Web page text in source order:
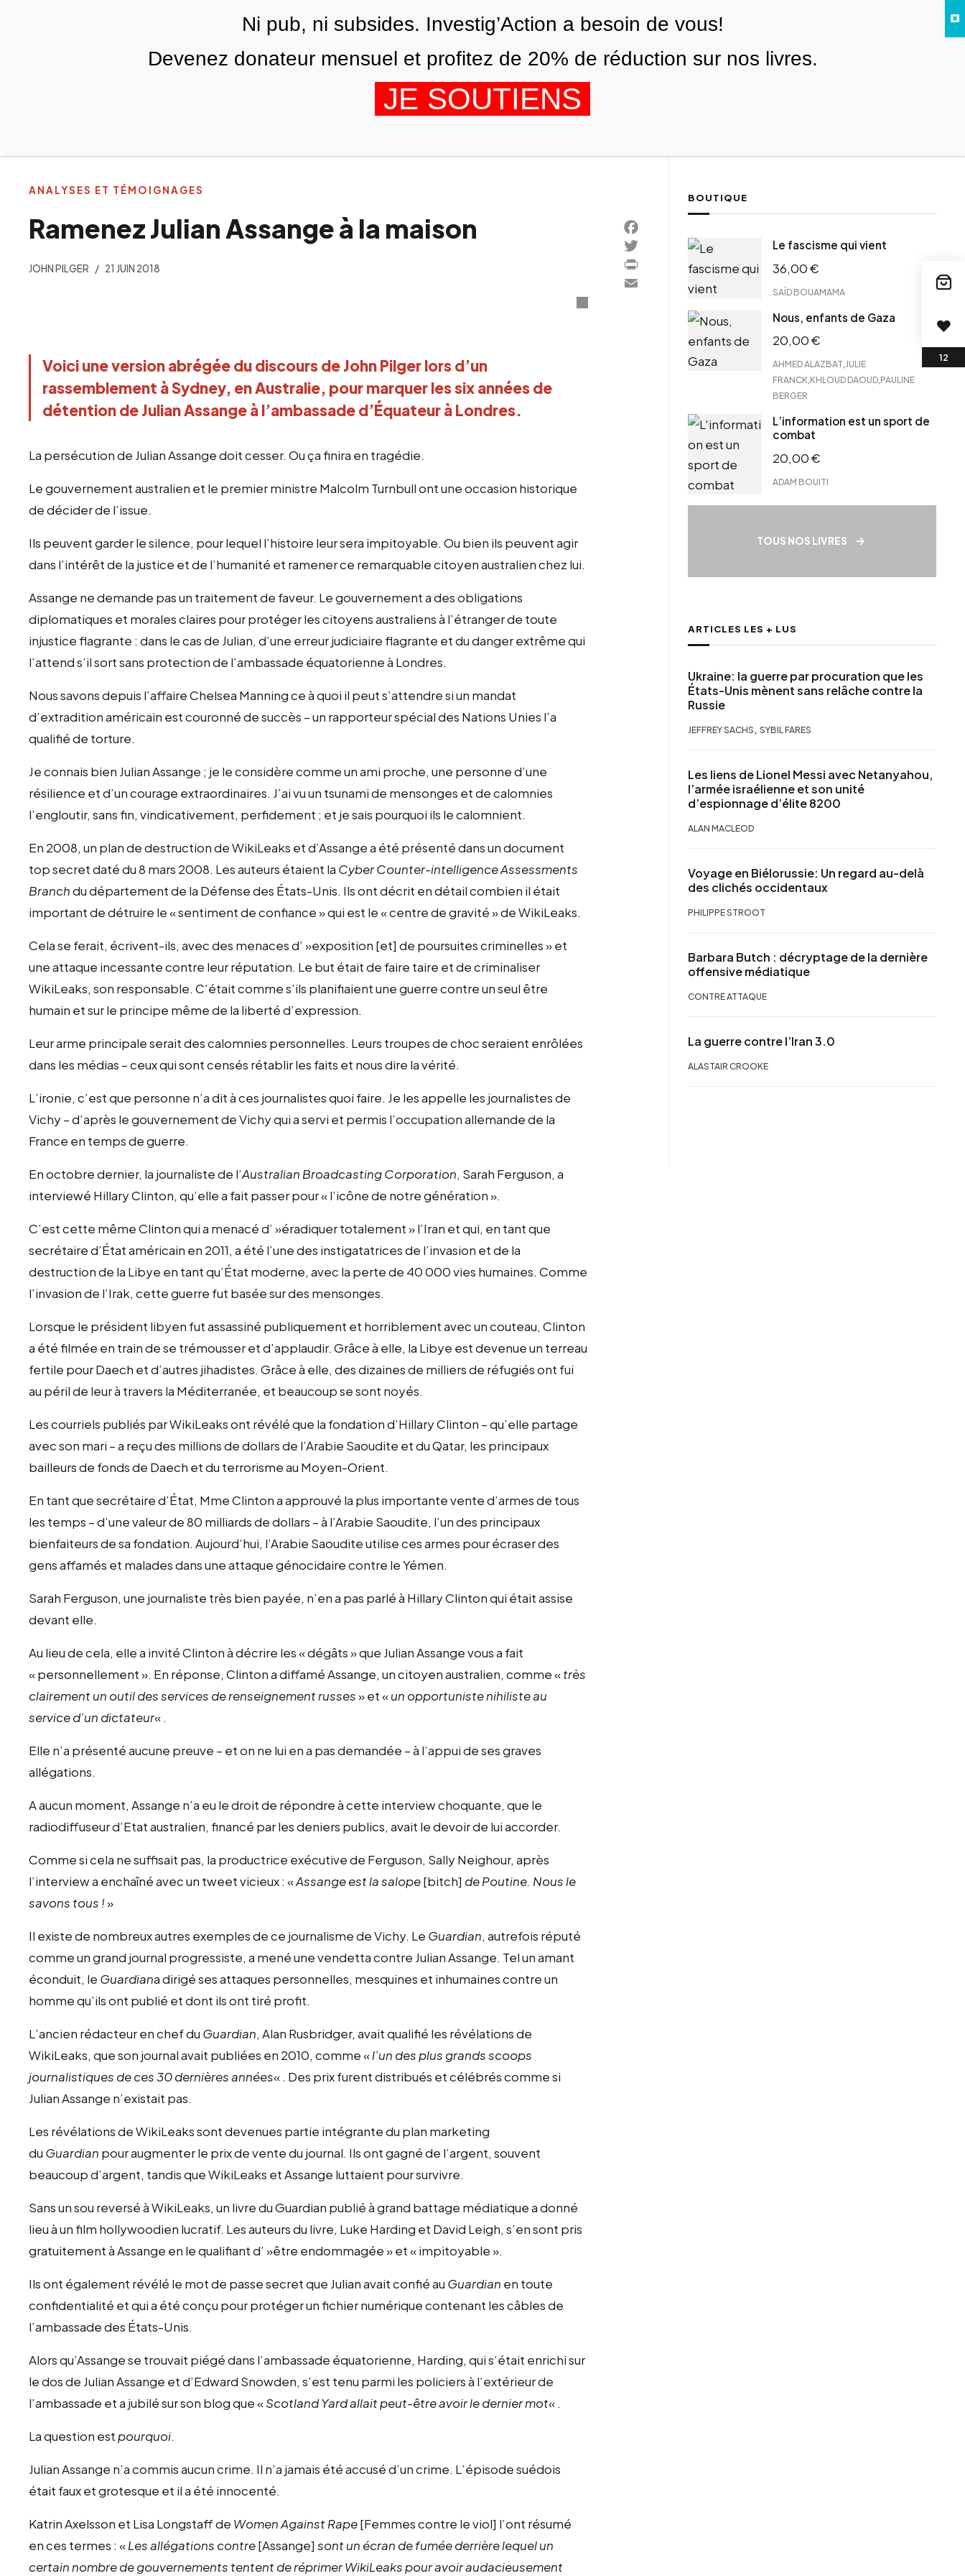
NOUS AGENDA
Ramenez Julian Assange à la maison
JOHN PILGER 21 JUIN 2018
Voici une version abrégée du discours de John Pilger lors d’un
rassemblement à Sydney, en Australie, pour marquer les six années de
détention de Julian Assange à l’ambassade d’Équateur à Londres.
La persécution de Julian Assange doit cesser. Ou ça finira en tragédie.
Le gouvernement australien et le premier ministre Malcolm Turnbull ont une occasion historique
de décider de l’issue.
Ils peuvent garder le silence, pour lequel l’histoire leur sera impitoyable. Ou bien ils peuvent agir
dans l’intérêt de la justice et de l’humanité et ramener ce remarquable citoyen australien chez lui.
Assange ne demande pas un traitement de faveur. Le gouvernement a des obligations
diplomatiques et morales claires pour protéger les citoyens australiens à l’étranger de toute
injustice flagrante : dans le cas de Julian, d’une erreur judiciaire flagrante et du danger extrême qui
l’attend s’il sort sans protection de l’ambassade équatorienne à Londres.
Nous savons depuis l’affaire Chelsea Manning ce à quoi il peut s’attendre si un mandat
d’extradition américain est couronné de succès – un rapporteur spécial des Nations Unies l’a
qualifié de torture.
Je connais bien Julian Assange ; je le considère comme un ami proche, une personne d’une
résilience et d’un courage extraordinaires. J’ai vu un tsunami de mensonges et de calomnies
l’engloutir, sans fin, vindicativement, perfidement ; et je sais pourquoi ils le calomnient.
En 2008, un plan de destruction de WikiLeaks et d’Assange a été présenté dans un document
top secret daté du 8 mars 2008. Les auteurs étaient la Cyber Counter-intelligence Assessments
Branchdu département de la Défense des États-Unis. Ils ont décrit en détail combien il était
important de détruire le « sentiment de confiance » qui est le « centre de gravité » de WikiLeaks.
Cela se ferait, écrivent-ils, avec des menaces d’ »exposition [et] de poursuites criminelles » et
une attaque incessante contre leur réputation. Le but était de faire taire et de criminaliser
WikiLeaks, son responsable. C’était comme s’ils planifiaient une guerre contre un seul être
humain et sur le principe même de la liberté d’expression.
Leur arme principale serait des calomnies personnelles. Leurs troupes de choc seraient enrôlées
dans les médias – ceux qui sont censés rétablir les faits et nous dire la vérité.
L’ironie, c’est que personne n’a dit à ces journalistes quoi faire. Je les appelle les journalistes de
Vichy – d’après le gouvernement de Vichy qui a servi et permis l’occupation allemande de la
France en temps de guerre.
En octobre dernier, la journaliste de l’Australian Broadcasting Corporation, Sarah Ferguson, a
interviewé Hillary Clinton, qu’elle a fait passer pour « l’icône de notre génération ».
C’est cette même Clinton qui a menacé d’ »éradiquer totalement » l’Iran et qui, en tant que
secrétaire d’État américain en 2011, a été l’une des instigatatrices de l’invasion et de la
destruction de la Libye en tant qu’État moderne, avec la perte de 40 000 vies humaines. Comme
l’invasion de l’Irak, cette guerre fut basée sur des mensonges.
Lorsque le président libyen fut assassiné publiquement et horriblement avec un couteau, Clinton
a été filmée en train de se trémousser et d’applaudir. Grâce à elle, la Libye est devenue un terreau
fertile pour Daech et d’autres jihadistes. Grâce à elle, des dizaines de milliers de réfugiés ont fui
au péril de leur à travers la Méditerranée, et beaucoup se sont noyés.
Les courriels publiés par WikiLeaks ont révélé que la fondation d’Hillary Clinton – qu’elle partage
avec son mari – a reçu des millions de dollars de l’Arabie Saoudite et du Qatar, les principaux
bailleurs de fonds de Daech et du terrorisme au Moyen-Orient.
En tant que secrétaire d’État, Mme Clinton a approuvé la plus importante vente d’armes de tous
les temps – d’une valeur de 80 milliards de dollars – à l’Arabie Saoudite, l’un des principaux
bienfaiteurs de sa fondation. Aujourd’hui, l’Arabie Saoudite utilise ces armes pour écraser des
gens affamés et malades dans une attaque génocidaire contre le Yémen.
Sarah Ferguson, une journaliste très bien payée, n’en a pas parlé à Hillary Clinton qui était assise
devant elle.
Au lieu de cela, elle a invité Clinton à décrire les « dégâts » que Julian Assange vous a fait
« personnellement ». En réponse, Clinton a diffamé Assange, un citoyen australien, comme «très
clairement un outil des services de renseignement russes» et «un opportuniste nihiliste au
service d’un dictateur« .
Elle n’a présenté aucune preuve – et on ne lui en a pas demandée – à l’appui de ses graves
allégations.
A aucun moment, Assange n’a eu le droit de répondre à cette interview choquante, que le
radiodiffuseur d’Etat australien, financé par les deniers publics, avait le devoir de lui accorder.
Comme si cela ne suffisait pas, la productrice exécutive de Ferguson, Sally Neighour, après
l’interview a enchaîné avec un tweet vicieux : «Assange est la salope[bitch] de Poutine. Nous le
savons tous !»
Il existe de nombreux autres exemples de ce journalisme de Vichy. Le Guardian, autrefois réputé
comme un grand journal progressiste, a mené une vendetta contre Julian Assange. Tel un amant
éconduit, le Guardiana dirigé ses attaques personnelles, mesquines et inhumaines contre un
homme qu’ils ont publié et dont ils ont tiré profit.
L’ancien rédacteur en chef du Guardian, Alan Rusbridger, avait qualifié les révélations de
WikiLeaks, que son journal avait publiées en 2010, comme «l’un des plus grands scoops
journalistiques de ces 30 dernières années« . Des prix furent distribués et célébrés comme si
Julian Assange n’existait pas.
Les révélations de WikiLeaks sont devenues partie intégrante du plan marketing
du Guardian pour augmenter le prix de vente du journal. Ils ont gagné de l’argent, souvent
beaucoup d’argent, tandis que WikiLeaks et Assange luttaient pour survivre.
Sans un sou reversé à WikiLeaks, un livre du Guardian publié à grand battage médiatique a donné
lieu à un film hollywoodien lucratif. Les auteurs du livre, Luke Harding et David Leigh, s’en sont pris
gratuitement à Assange en le qualifiant d’ »être endommagée » et « impitoyable ».
Ils ont également révélé le mot de passe secret que Julian avait confié au Guardian en toute
confidentialité et qui a été conçu pour protéger un fichier numérique contenant les câbles de
l’ambassade des États-Unis.
Alors qu’Assange se trouvait piégé dans l’ambassade équatorienne, Harding, qui s’était enrichi sur
le dos de Julian Assange et d’Edward Snowden, s’est tenu parmi les policiers à l’extérieur de
l’ambassade et a jubilé sur son blog que «Scotland Yard allait peut-être avoir le dernier mot« .
La question estpourquoi.
Julian Assange n’a commis aucun crime. Il n’a jamais été accusé d’un crime. L’épisode suédois
était faux et grotesque et il a été innocenté.
Katrin Axelsson et Lisa Longstaff de Women Against Rape[Femmes contre le viol] l’ont résumé
en ces termes : «Les allégations contre[Assange]sont un écran de fumée derrière lequel un
certain nombre de gouvernements tentent de réprimer WikiLeaks pour avoir audacieusement
ANALYSES ET TÉMOIGNAGES
Facebook
Twitter
PrintFriendly
Email
BOUTIQUE
Le fascisme qui vient
36,00€
SAÏD BOUAMAMA
Nous, enfants de Gaza
20,00€
AHMED ALAZBAT JULIE
FRANCK KHLOUD DAOUD PAULINE
BERGER
L’information est un sport de
combat
20,00€
ADAM BOUITI
TOUS NOS LIVRES
ARTICLES LES + LUS
Ukraine: la guerre par procuration que les
États-Unis mènent sans relâche contre la
Russie
JEFFREY SACHS , SYBIL FARES
Les liens de Lionel Messi avec Netanyahou,
l’armée israélienne et son unité
d’espionnage d’élite 8200
ALAN MACLEOD
Voyage en Biélorussie: Un regard au-delà
des clichés occidentaux
PHILIPPE STROOT
Barbara Butch : décryptage de la dernière
offensive médiatique
CONTRE ATTAQUE
La guerre contre l’Iran 3.0
ALASTAIR CROOKE
Ni pub, ni subsides. Investig’Action a besoin de vous!
Devenez donateur mensuel et profitez de 20% de réduction sur nos livres.
JE SOUTIENS